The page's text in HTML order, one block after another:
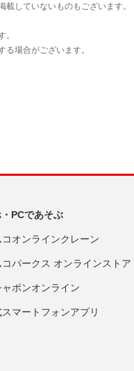
PCであそぶ
コオンラインクレーン
コパークス オンラインストア
ャポンオンライン
マートフォンアプリ